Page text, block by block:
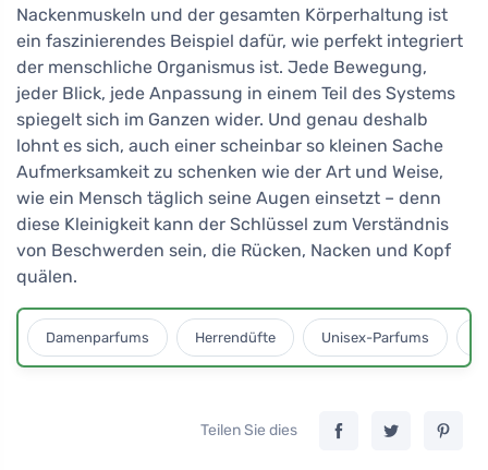
Nackenmuskeln und der gesamten Körperhaltung ist
ein faszinierendes Beispiel dafür, wie perfekt integriert
der menschliche Organismus ist. Jede Bewegung,
jeder Blick, jede Anpassung in einem Teil des Systems
spiegelt sich im Ganzen wider. Und genau deshalb
lohnt es sich, auch einer scheinbar so kleinen Sache
Aufmerksamkeit zu schenken wie der Art und Weise,
wie ein Mensch täglich seine Augen einsetzt – denn
diese Kleinigkeit kann der Schlüssel zum Verständnis
von Beschwerden sein, die Rücken, Nacken und Kopf
quälen.
Damenparfums Herrendüfte Unisex-Parfums
Teilen Sie dies